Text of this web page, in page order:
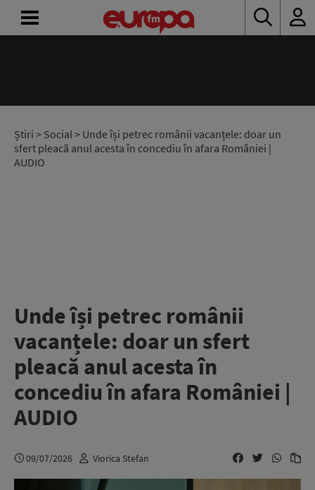
Știri > Social> Unde își petrec românii vacanțele: doar un
sfert pleacă anul acesta în concediu în afara României |
AUDIO
Unde își petrec românii
vacanțele: doar un sfert
pleacă anul acesta în
concediu în afara României |
AUDIO
09/07/2026 Viorica Stefan
RADIO
CONCURSURI